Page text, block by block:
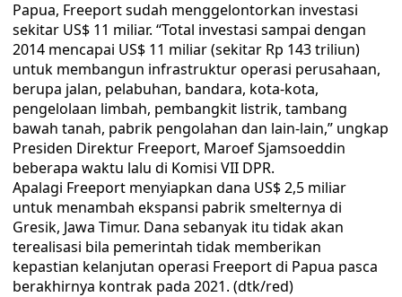
Papua, Freeport sudah menggelontorkan investasi
sekitar US$ 11 miliar. “Total investasi sampai dengan
2014 mencapai US$ 11 miliar (sekitar Rp 143 triliun)
untuk membangun infrastruktur operasi perusahaan,
berupa jalan, pelabuhan, bandara, kota-kota,
pengelolaan limbah, pembangkit listrik, tambang
bawah tanah, pabrik pengolahan dan lain-lain,” ungkap
Presiden Direktur Freeport, Maroef Sjamsoeddin
beberapa waktu lalu di Komisi VII DPR.
Apalagi Freeport menyiapkan dana US$ 2,5 miliar
untuk menambah ekspansi pabrik smelternya di
Gresik, Jawa Timur. Dana sebanyak itu tidak akan
terealisasi bila pemerintah tidak memberikan
kepastian kelanjutan operasi Freeport di Papua pasca
berakhirnya kontrak pada 2021. (dtk/red)